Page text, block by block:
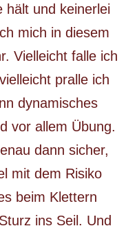
hält und keinerlei
mich in diesem
Vielleicht falle ich
pralle ich
dynamisches
vor allem Übung.
dann sicher,
mit dem Risiko
beim Klettern
ins Seil. Und